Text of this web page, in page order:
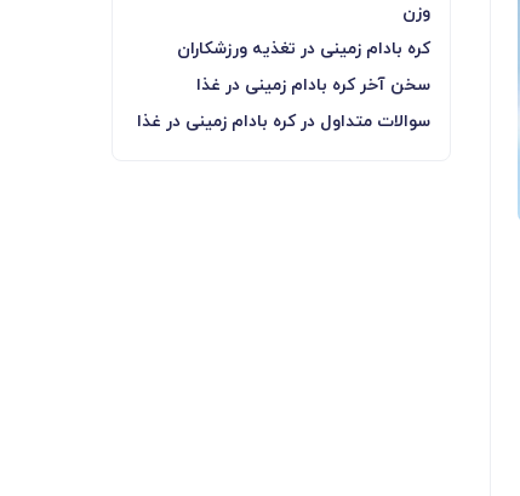
وزن
کره بادام زمینی در تغذیه ورزشکاران
سخن آخر کره بادام زمینی در غذا
سوالات متداول در کره بادام زمینی در غذا